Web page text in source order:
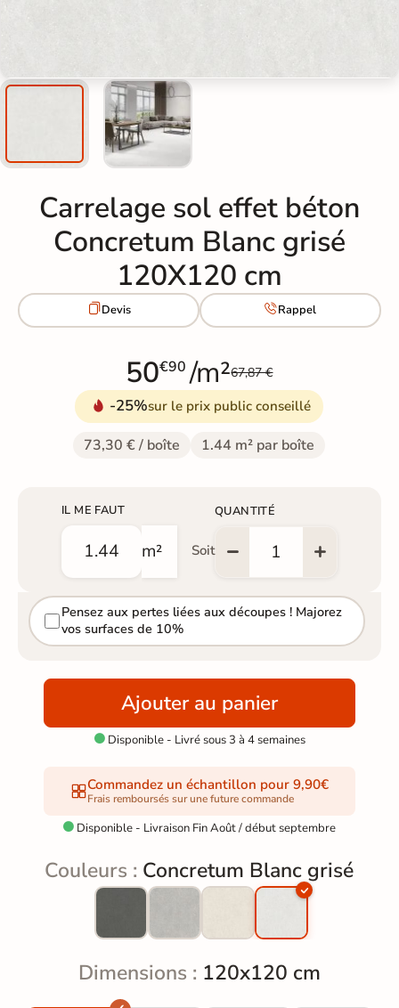
Carrelage sol effet béton
Concretum Blanc grisé
120X120 cm
Devis Rappel
50€90 /m²67,87 €
-25%sur le prix public conseillé
73,30 € / boîte 1.44 m² par boîte
IL ME FAUT
m² Soit
QUANTITÉ
Pensez aux pertes liées aux découpes ! Majorez
vos surfaces de 10%
Ajouter au panier
Disponible - Livré sous 3 à 4 semaines
Commandez un échantillon pour 9,90€
Frais remboursés sur une future commande
 Disponible - Livraison Fin Août / début septembre
Couleurs : Concretum Blanc grisé
Dimensions : 120x120 cm